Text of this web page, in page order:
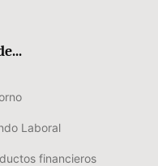
Laboral
financieros